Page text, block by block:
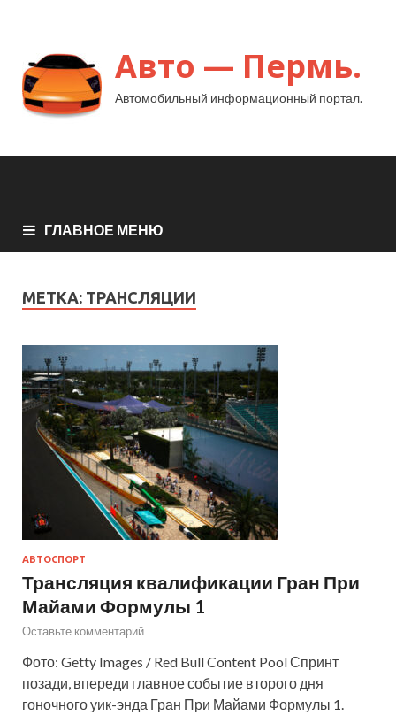
Авто — Пермь.
Автомобильный информационный портал.
ГЛАВНОЕ МЕНЮ
МЕТКА: ТРАНСЛЯЦИИ
АВТОСПОРТ
Трансляция квалификации Гран При
Майами Формулы 1
Оставьте комментарий
Фото: Getty Images / Red Bull Content Pool Спринт
позади, впереди главное событие второго дня
гоночного уик-энда Гран При Майами Формулы 1.